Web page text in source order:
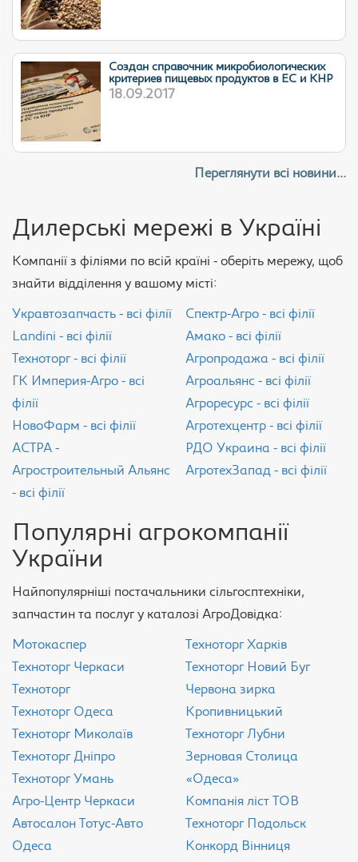
Cоздан справочник микробиологических
критериев пищевых продуктов в ЕС и КНР
18.09.2017
Переглянути всі новини...
Дилерські мережі в Україні
Компанії з філіями по всій країні - оберіть мережу, щоб
знайти відділення у вашому місті:
Укравтозапчасть - всі філії
Landini - всі філії
Техноторг - всі філії
ГК Империя-Агро - всі
філії
НовоФарм - всі філії
АСТРА -
Агростроительный Альянс
- всі філії
Спектр-Агро - всі філії
Амако - всі філії
Агропродажа - всі філії
Агроальянс - всі філії
Агроресурс - всі філії
Агротехцентр - всі філії
РДО Украина - всі філії
АгротехЗапад - всі філії
Популярні агрокомпанії
України
Найпопулярніші постачальники сільгосптехніки,
запчастин та послуг у каталозі АгроДовідка:
Мотокаспер
Техноторг Черкаси
Техноторг
Техноторг Одеса
Техноторг Миколаїв
Техноторг Дніпро
Техноторг Умань
Агро-Центр Черкаси
Aвтосалон Тотус-Авто
Одеса
Техноторг Харків
Техноторг Новий Буг
Червона зирка
Кропивницький
Техноторг Лубни
Зерновая Столица
«Одеса»
Компанія ліст ТОВ
Техноторг Подольск
Конкорд Вінниця